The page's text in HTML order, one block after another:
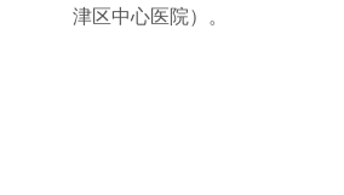
津区中心医院）。